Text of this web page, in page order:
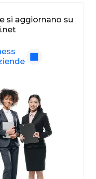
si aggiornano su